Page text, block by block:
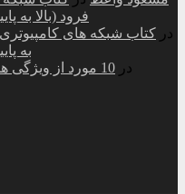
فرود (بالا
در کتاب شبکه های کامپیوتری
به
در 10 مورد از ویژگی ها و ترفندهای اپل موزیک